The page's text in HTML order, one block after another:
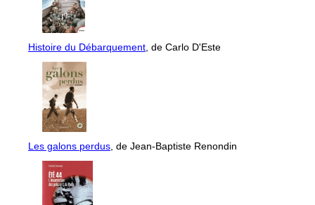
Histoire du Débarquement , de Carlo D'Este
Les galons perdus , de Jean-Baptiste Renondin